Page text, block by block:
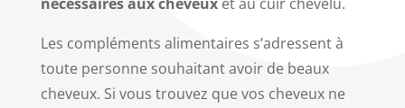
Les compléments alimentaires s’adressent à
toute personne souhaitant avoir de beaux
cheveux. Si vous trouvez que vos cheveux ne